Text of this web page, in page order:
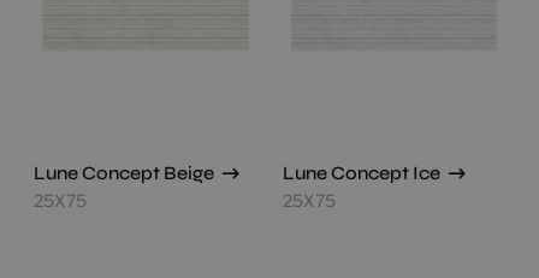
Lune Concept Beige
25X75
Lune Concept Ice
25X75